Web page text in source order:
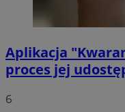
Aplikacja
proces jej
6